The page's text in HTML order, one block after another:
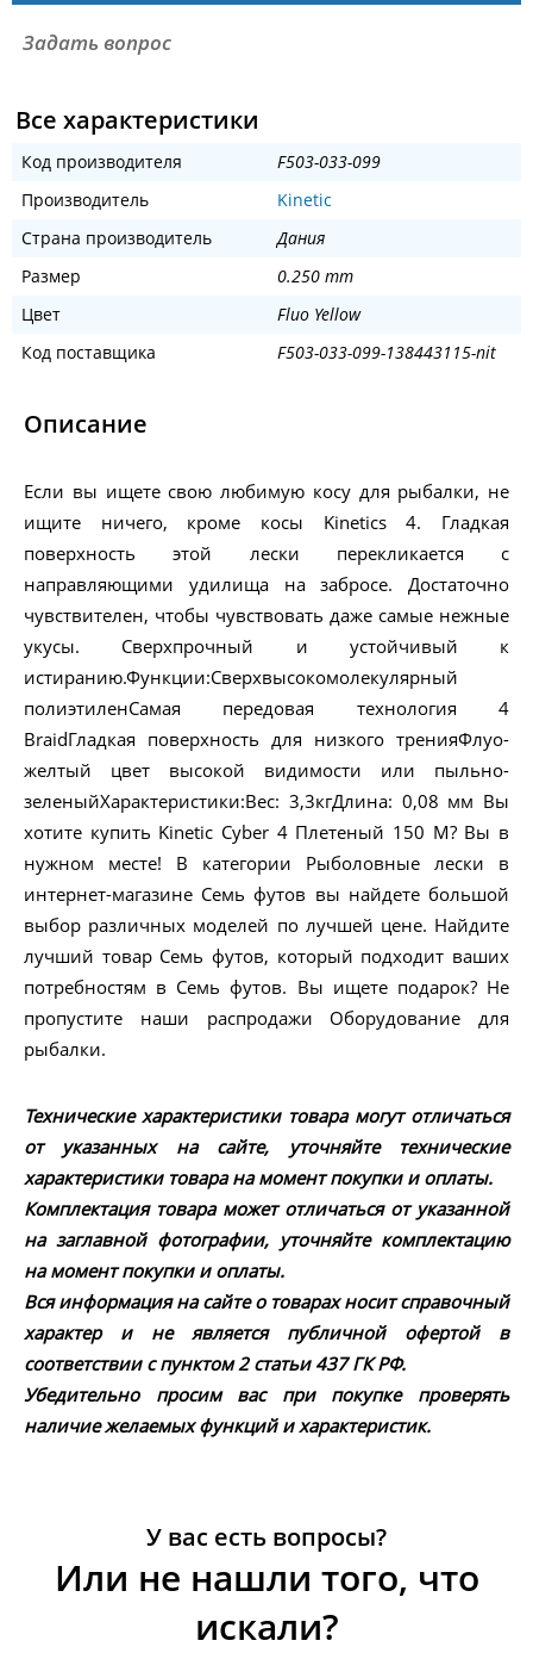
Задать вопрос
Все характеристики
Код производителя
F503-033-099
Производитель
Kinetic
Страна производитель
Дания
Размер
0.250 mm
Цвет
Fluo Yellow
Код поставщика
F503-033-099-138443115-nit
Описание
Если вы ищете свою любимую косу для рыбалки, не
ищите ничего, кроме косы Kinetics 4. Гладкая
поверхность этой лески перекликается с
направляющими удилища на забросе. Достаточно
чувствителен, чтобы чувствовать даже самые нежные
укусы. Сверхпрочный и устойчивый к
истиранию.Функции:Сверхвысокомолекулярный
полиэтиленСамая передовая технология 4
BraidГладкая поверхность для низкого тренияФлуо-
желтый цвет высокой видимости или пыльно-
зеленыйХарактеристики:Вес: 3,3кгДлина: 0,08 мм Вы
хотите купить Kinetic Cyber 4 Плетеный 150 M? Вы в
нужном месте! В категории Рыболовные лески в
интернет-магазине Семь футов вы найдете большой
выбор различных моделей по лучшей цене. Найдите
лучший товар Семь футов, который подходит ваших
потребностям в Семь футов. Вы ищете подарок? Не
пропустите наши распродажи Оборудование для
рыбалки.
Технические характеристики товара могут отличаться
от указанных на сайте, уточняйте технические
характеристики товара на момент покупки и оплаты.
Комплектация товара может отличаться от указанной
на заглавной фотографии, уточняйте комплектацию
на момент покупки и оплаты.
Вся информация на сайте о товарах носит справочный
характер и не является публичной офертой в
соответствии с пунктом 2 статьи 437 ГК РФ.
Убедительно просим вас при покупке проверять
наличие желаемых функций и характеристик.
У вас есть вопросы?
Или не нашли того, что
искали?